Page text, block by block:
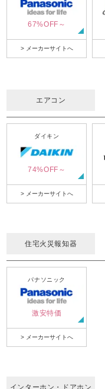
67%OFF～
> メーカーサイトへ
エアコン
ダイキン
74%OFF～
> メーカーサイトへ
住宅火災報知器
パナソニック
激安特価
> メーカーサイトへ